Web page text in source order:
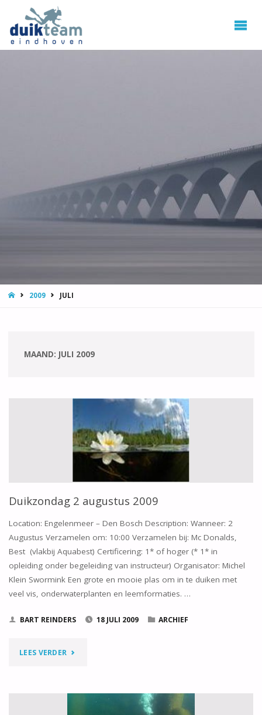
HOME2009 JULI
MAAND: JULI 2009
Duikzondag 2 augustus 2009
Location: Engelenmeer – Den Bosch Description: Wanneer: 2
Augustus Verzamelen om: 10:00 Verzamelen bij: Mc Donalds,
Best (vlakbij Aquabest) Certificering: 1* of hoger (* 1* in
opleiding onder begeleiding van instructeur) Organisator: Michel
Klein Swormink Een grote en mooie plas om in te duiken met
veel vis, onderwaterplanten en leemformaties. …
BART REINDERS 18 JULI 2009 ARCHIEF
LEES VERDER "DUIKZONDAG